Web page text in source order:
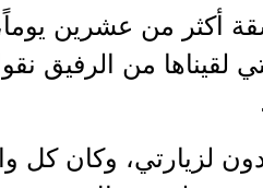
أكثر من عشرين
لقيناها من الرفيق
لزيارتي، وكان